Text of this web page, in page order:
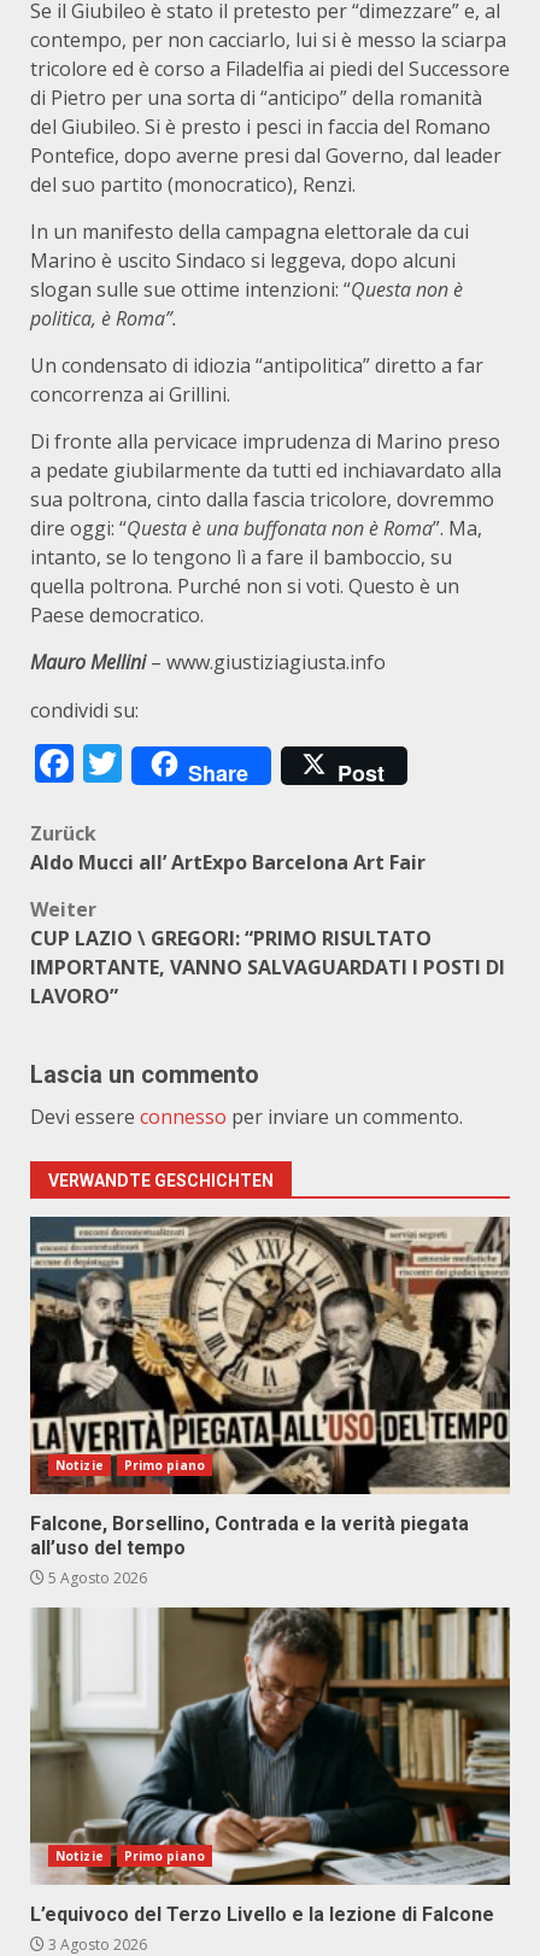
Se il Giubileo è stato il pretesto per “dimezzare” e, al
contempo, per non cacciarlo, lui si è messo la sciarpa
tricolore ed è corso a Filadelfia ai piedi del Successore
di Pietro per una sorta di “anticipo” della romanità
del Giubileo. Si è presto i pesci in faccia del Romano
Pontefice, dopo averne presi dal Governo, dal leader
del suo partito (monocratico), Renzi.
In un manifesto della campagna elettorale da cui
Marino è uscito Sindaco si leggeva, dopo alcuni
slogan sulle sue ottime intenzioni: “Questa non è
politica, è Roma”.
Un condensato di idiozia “antipolitica” diretto a far
concorrenza ai Grillini.
Di fronte alla pervicace imprudenza di Marino preso
a pedate giubilarmente da tutti ed inchiavardato alla
sua poltrona, cinto dalla fascia tricolore, dovremmo
dire oggi: “Questa è una buffonata non è Roma”. Ma,
intanto, se lo tengono lì a fare il bamboccio, su
quella poltrona. Purché non si voti. Questo è un
Paese democratico.
Mauro Mellini– www.giustiziagiusta.info
condividi su:
Facebook
Twitter
Share Post
Beitragsnavigation
Zurück
Aldo Mucci all’ ArtExpo Barcelona Art Fair
Weiter
CUP LAZIO \ GREGORI: “PRIMO RISULTATO
IMPORTANTE, VANNO SALVAGUARDATI I POSTI DI
LAVORO”
Lascia un commento
Devi essere connesso per inviare un commento.
VERWANDTE GESCHICHTEN
Notizie Primo piano
Falcone, Borsellino, Contrada e la verità piegata
all’uso del tempo
5 Agosto 2026
Notizie Primo piano
L’equivoco del Terzo Livello e la lezione di Falcone
3 Agosto 2026